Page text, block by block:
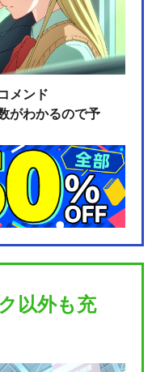
メンド
がわかるので予
以外も充